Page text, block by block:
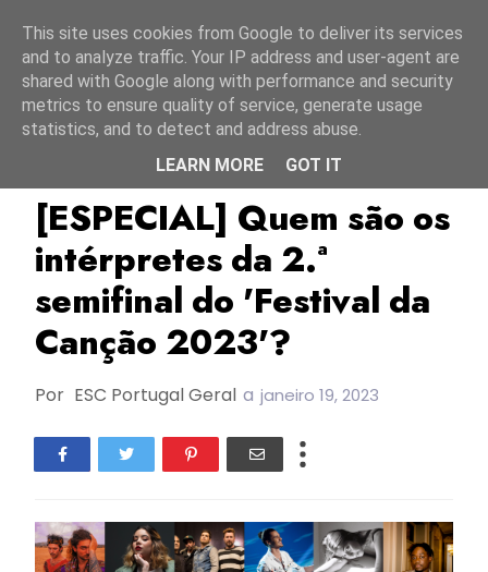
Bárbara Tinoco DAPUNKSPORTIF
[ESPECIAL] Quem são os
intérpretes da 2.ª
semifinal do 'Festival da
Canção 2023'?
Por ESC Portugal Geral a janeiro 19, 2023
This site uses cookies from Google to deliver its services
and to analyze traffic. Your IP address and user-agent are
shared with Google along with performance and security
metrics to ensure quality of service, generate usage
statistics, and to detect and address abuse.
LEARN MORE
GOT IT